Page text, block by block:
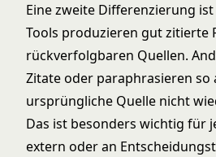
Eine zweite Differenzierung
Tools produzieren gut zitierte
rückverfolgbaren Quellen.
Zitate oder paraphrasieren so
ursprüngliche Quelle nicht
Das ist besonders wichtig für
extern oder an